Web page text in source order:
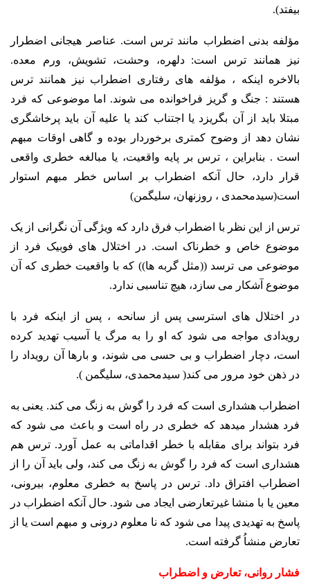
بیفتد).
مؤلفه بدنی اضطراب مانند ترس است. عناصر هیجانی اضطرار
نیز همانند ترس است: دلهره، وحشت، تشویش، ورم معده.
بالاخره اینکه ، مؤلفه های رفتاری اضطراب نیز همانند ترس
هستند : جنگ و گریز فراخوانده می شوند. اما موضوعی که فرد
مبتلا باید از آن بگریزد یا اجتناب کند یا علیه آن باید پرخاشگری
نشان دهد از وضوح کمتری برخوردار بوده و گاهی اوقات مبهم
است . بنابراین ، ترس بر پایه واقعیت، یا مبالغه خطری واقعی
قرار دارد، حال آنکه اضطراب بر اساس خطر مبهم استوار
است(سیدمحمدی ، روزنهان، سلیگمن)
ترس از این نظر با اضطراب فرق دارد که ویژگی آن نگرانی از یک
موضوع خاص و خطرناک است. در اختلال های فوبیک فرد از
موضوعی می ترسد ((مثل گربه ها)) که با واقعیت خطری که آن
موضوع آشکار می سازد، هیچ تناسبی ندارد.
در اختلال های استرسی پس از سانحه ، پس از اینکه فرد با
رویدادی مواجه می شود که او را به مرگ یا آسیب تهدید کرده
است، دچار اضطراب و بی حسی می شوند، و بارها آن رویداد را
در ذهن خود مرور می کند( سیدمحمدی، سلیگمن ).
اضطراب هشداری است که فرد را گوش به زنگ می کند. یعنی به
فرد هشدار میدهد که خطری در راه است و باعث می شود که
فرد بتواند برای مقابله با خطر اقداماتی به عمل آورد. ترس هم
هشداری است که فرد را گوش به زنگ می کند، ولی باید آن را از
اضطراب افتراق داد. ترس در پاسخ به خطری معلوم، بیرونی،
معین یا با منشا غیرتعارضی ایجاد می شود. حال آنکه اضطراب در
پاسخ به تهدیدی پیدا می شود که نا معلوم درونی و مبهم است یا از
تعارض منشاُ گرفته است.
فشار روانی، تعارض و اضطراب